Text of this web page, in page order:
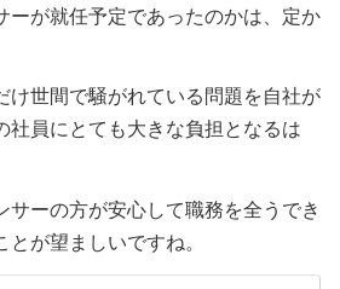
ーが就任予定であったのかは、定か
け世間で騒がれている問題を自社が
社員にとても大きな負担となるは
サーの方が安心して職務を全うでき
が望ましいですね。